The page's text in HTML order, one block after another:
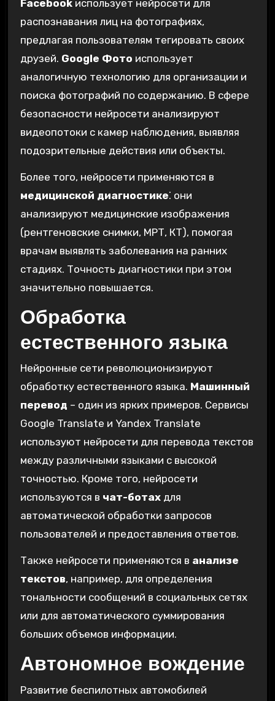
Facebookиспользует нейросети для
распознавания лиц на фотографиях‚
предлагая пользователям тегировать своих
друзей. Google Фото использует
аналогичную технологию для организации и
поиска фотографий по содержанию. В сфере
безопасности нейросети анализируют
видеопотоки с камер наблюдения‚ выявляя
подозрительные действия или объекты.
Более того‚ нейросети применяются в
медицинской диагностике⁚ они
анализируют медицинские изображения
(рентгеновские снимки‚ МРТ‚ КТ)‚ помогая
врачам выявлять заболевания на ранних
стадиях. Точность диагностики при этом
значительно повышается.
Обработка
естественного языка
Нейронные сети революционизируют
обработку естественного языка. Машинный
перевод – один из ярких примеров. Сервисы
Google Translate и Yandex Translate
используют нейросети для перевода текстов
между различными языками с высокой
точностью. Кроме того‚ нейросети
используются в чат-ботахдля
автоматической обработки запросов
пользователей и предоставления ответов.
Также нейросети применяются в анализе
текстов‚ например‚ для определения
тональности сообщений в социальных сетях
или для автоматического суммирования
больших объемов информации.
Автономное вождение
Развитие беспилотных автомобилей